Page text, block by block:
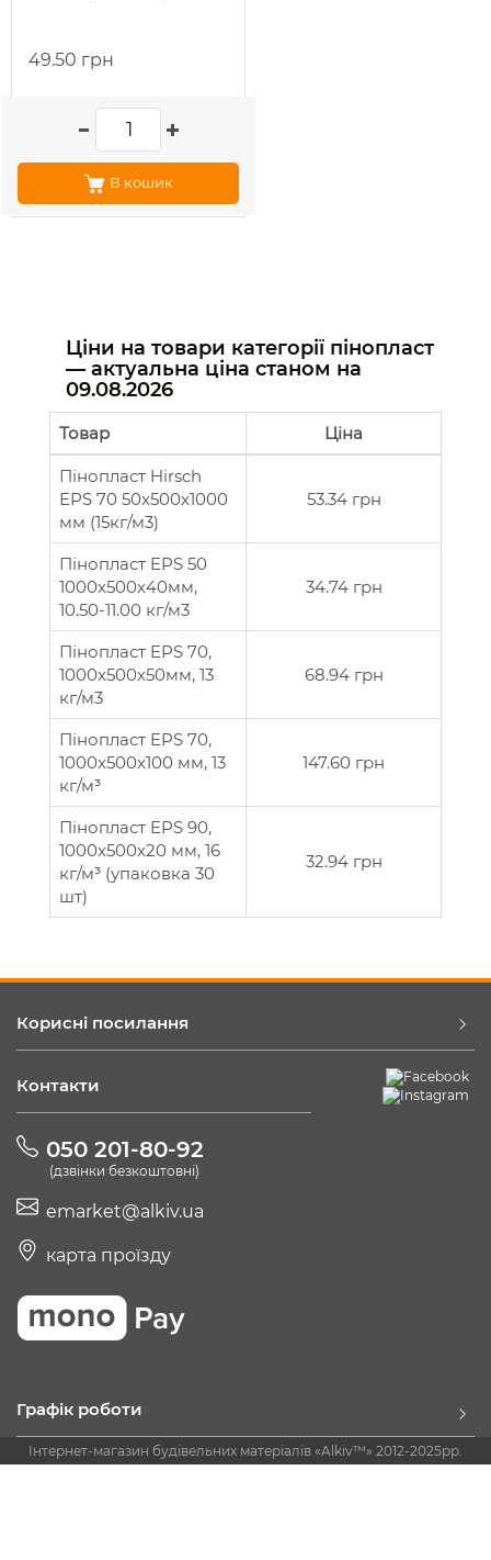
49.50 грн
В кошик
Ціни на товари категорії пінопласт
— актуальна ціна станом на
09.08.2026
Товар Ціна
Пінопласт Hirsch
EPS 70 50x500x1000
мм (15кг/м3)
53.34 грн
Пінопласт EPS 50
1000х500х40мм,
10.50-11.00 кг/м3
34.74 грн
Пінопласт EPS 70,
1000х500х50мм, 13
кг/м3
68.94 грн
Пінопласт EPS 70,
1000x500x100 мм, 13
кг/м³
147.60 грн
Пінопласт EPS 90,
1000x500x20 мм, 16
кг/м³ (упаковка 30
шт)
32.94 грн
Корисні посилання
Контакти
050 201-80-92
(дзвінки безкоштовні)
emarket@alkiv.ua
карта проїзду
Графік роботи
Інтернет-магазин будівельних матеріалів «Alkiv™» 2012-2025рр.